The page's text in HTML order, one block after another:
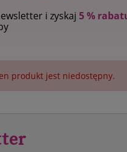
i zyskaj 5 %
produkt jest niedostępny.